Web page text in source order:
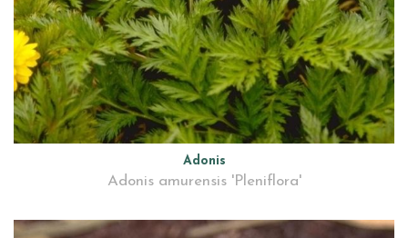
Adonis
Adonis amurensis 'Pleniflora'